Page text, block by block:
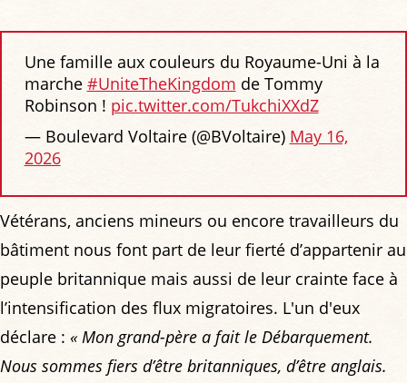
Une famille aux couleurs du Royaume-Uni à la
marche #UniteTheKingdom de Tommy
Robinson ! pic.twitter.com/TukchiXXdZ
— Boulevard Voltaire (@BVoltaire) May 16,
2026
Vétérans, anciens mineurs ou encore travailleurs du
bâtiment nous font part de leur fierté d’appartenir au
peuple britannique mais aussi de leur crainte face à
l’intensification des flux migratoires. L'un d'eux
déclare : « Mon grand-père a fait le Débarquement.
Nous sommes fiers d’être britanniques, d’être anglais.